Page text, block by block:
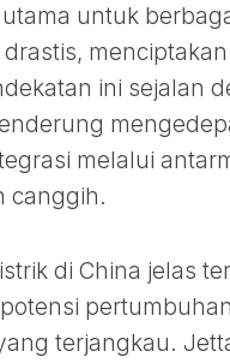
untuk
ini sejalan
melalui
canggih.
di China jelas
terjangkau.